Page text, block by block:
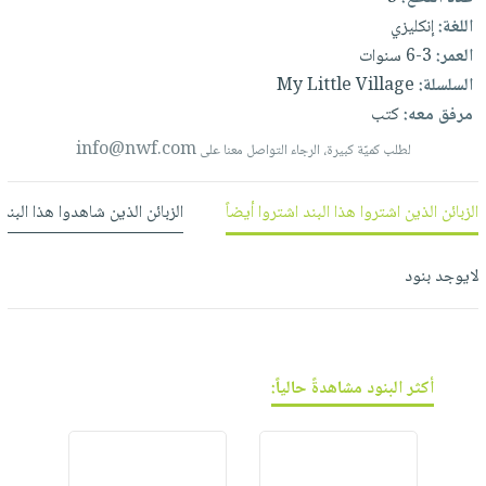
العناية
بالأسنان
الحمية
والتغذية
أدوات
المائدة
الأوعية
والتخزين
أدوات
المطبخ
الأكثر
مبيعاً
العودة
للمدارس
اكسسوارات
اكسسوارات
منزلية
حلي
عناية
شحن
مجاني
بنود
مختارة
اشتراكات
الاشتراكات
صندوق
بحث
متقدم
نيل
وفرات
الشركة
سياسة
حسابك
اللغة:إنكليزي
العمر:3-6 سنوات
السلسلة:My Little Village
مرفق معه:كتب
لطلب كميّة كبيرة، الرجاء التواصل معنا علىinfo@nwf.com
الزبائن الذين اشتروا هذا البند اشتروا أيضاً الزبائن الذين شاهدوا هذا
لايوجد بنود
أكثر البنود مشاهدةً حالياً: